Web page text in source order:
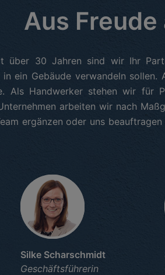
Aus Freude
über 30 Jahren sind wir Ihr
ein Gebäude verwandeln
Als Handwerker stehen wir für
arbeiten wir nach
ergänzen oder uns
Silke Scharschmidt
Geschäftsführerin